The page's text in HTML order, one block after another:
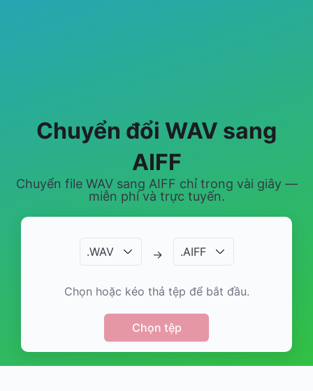
Chuyển đổi WAV sang
AIFF
Chuyển file WAV sang AIFF chỉ trong vài giây —
miễn phí và trực tuyến.
.WAV → .AIFF
Chọn hoặc kéo thả tệp để bắt đầu.
Chọn tệp